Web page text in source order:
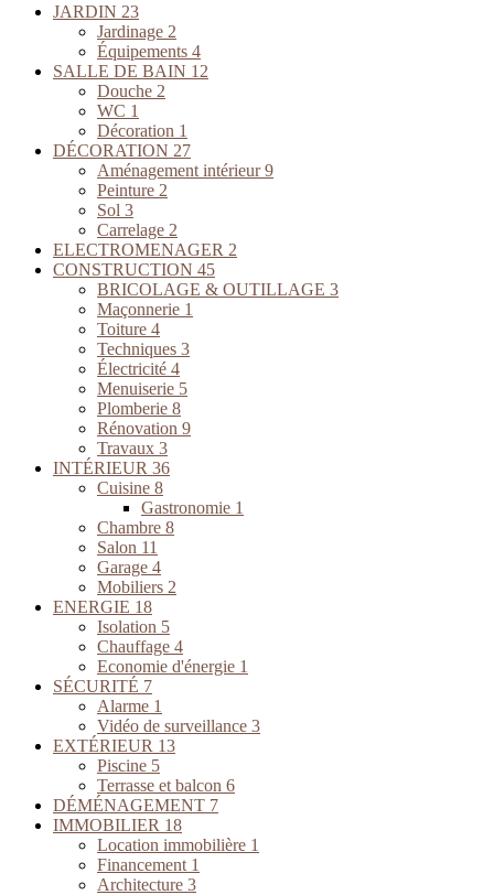
JARDIN 23
Jardinage 2
Équipements 4
SALLE DE BAIN 12
Douche 2
WC 1
Décoration 1
DÉCORATION 27
Aménagement intérieur9
Peinture 2
Sol 3
Carrelage 2
ELECTROMENAGER 2
CONSTRUCTION 45
BRICOLAGE & OUTILLAGE 3
Maçonnerie 1
Toiture 4
Techniques 3
Électricité 4
Menuiserie 5
Plomberie 8
Rénovation 9
Travaux 3
INTÉRIEUR 36
Cuisine 8
Gastronomie 1
Chambre 8
Salon 11
Garage 4
Mobiliers 2
ENERGIE 18
Isolation 5
Chauffage 4
Economie d'énergie 1
SÉCURITÉ 7
Alarme 1
Vidéo de surveillance 3
EXTÉRIEUR 13
Piscine 5
Terrasse et balcon 6
DÉMÉNAGEMENT 7
IMMOBILIER 18
Location immobilière 1
Financement 1
Architecture 3